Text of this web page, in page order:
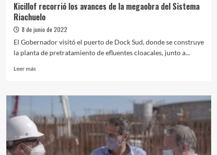
Kicillof recorrió los avances de la megaobra del Sistema
Riachuelo
8 de junio de 2022
El Gobernador visitó el puerto de Dock Sud, donde se construye
la planta de pretratamiento de efluentes cloacales, junto a...
Leer másLeer
Kicillof
los
avances
de
la
megaobra